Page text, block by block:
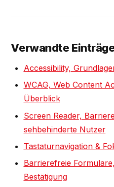
Verwandte
Accessibility,
WCAG, Web Content
Überblick
Screen Reader,
sehbehinderte Nutzer
Tastaturnavigation &
Barrierefreie
Bestätigung